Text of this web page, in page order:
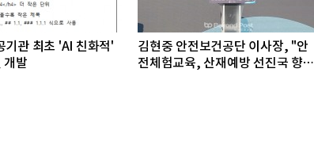
기관 최초 'AI 친화적'
개발
김현중 안전보건공단 이사장, "안
전체험교육, 산재예방 선진국 향한